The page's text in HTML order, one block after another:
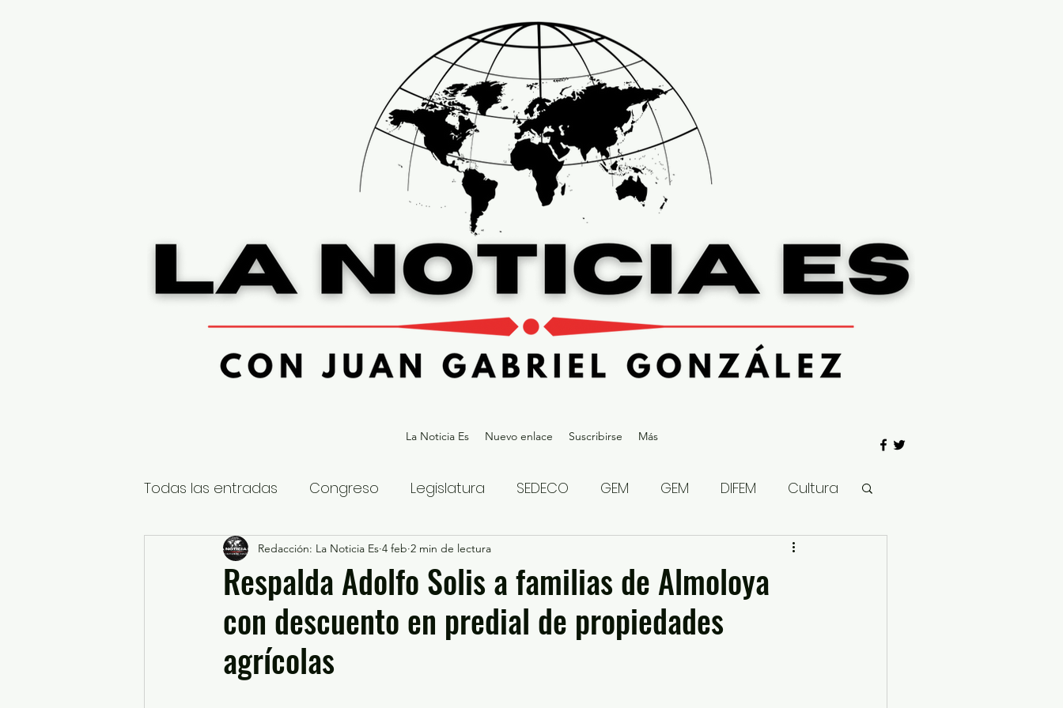
La Noticia Es Nuevo enlace Suscribirse Más
Todas las entradas Congreso Legislatura SEDECO GEM GEM DIFEM Cultura
Nacional Estatal Gubernatura Edoméx 2023
Educación y Cultura Seguridad y Justicia Denuncia Ciudadana
¿Qué pasa en tus municipios?
Respalda Adolfo Solis a familias de Almoloya
con descuento en predial de propiedades
agrícolas
Redacción: La Noticia Es 4 feb 2 min de lectura